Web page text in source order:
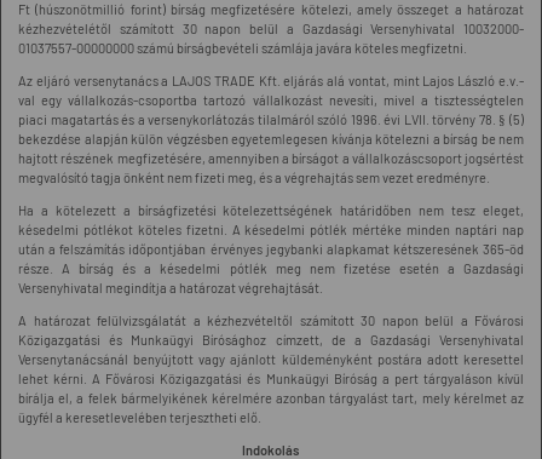
Ft (húszonötmillió forint) bírság megfizetésére kötelezi, amely összeget a határozat
kézhezvételétől számított 30 napon belül a Gazdasági Versenyhivatal 10032000-
01037557-00000000 számú bírságbevételi számlája javára köteles megfizetni.
Az eljáró versenytanács a LAJOS TRADE Kft. eljárás alá vontat, mint Lajos László e.v.-
val egy vállalkozás-csoportba tartozó vállalkozást nevesíti, mivel a tisztességtelen
piaci magatartás és a versenykorlátozás tilalmáról szóló 1996. évi LVII. törvény 78. § (5)
bekezdése alapján külön végzésben egyetemlegesen kívánja kötelezni a bírság be nem
hajtott részének megfizetésére, amennyiben a bírságot a vállalkozáscsoport jogsértést
megvalósító tagja önként nem fizeti meg, és a végrehajtás sem vezet eredményre.
Ha a kötelezett a bírságfizetési kötelezettségének határidőben nem tesz eleget,
késedelmi pótlékot köteles fizetni. A késedelmi pótlék mértéke minden naptári nap
után a felszámítás időpontjában érvényes jegybanki alapkamat kétszeresének 365-öd
része. A bírság és a késedelmi pótlék meg nem fizetése esetén a Gazdasági
Versenyhivatal megindítja a határozat végrehajtását.
A határozat felülvizsgálatát a kézhezvételtől számított 30 napon belül a Fővárosi
Közigazgatási és Munkaügyi Bírósághoz címzett, de a Gazdasági Versenyhivatal
Versenytanácsánál benyújtott vagy ajánlott küldeményként postára adott keresettel
lehet kérni. A Fővárosi Közigazgatási és Munkaügyi Bíróság a pert tárgyaláson kívül
bírálja el, a felek bármelyikének kérelmére azonban tárgyalást tart, mely kérelmet az
ügyfél a keresetlevelében terjesztheti elő.
Indokolás